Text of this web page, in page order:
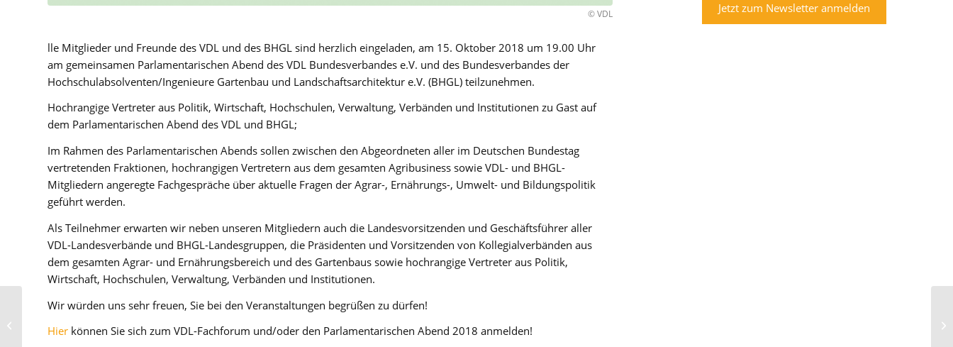
© VDL
lle Mitglieder und Freunde des VDL und des BHGL sind herzlich eingeladen, am 15. Oktober 2018 um 19.00 Uhr
am gemeinsamen Parlamentarischen Abend des VDL Bundesverbandes e.V. und des Bundesverbandes der
Hochschulabsolventen/Ingenieure Gartenbau und Landschaftsarchitektur e.V. (BHGL) teilzunehmen.
Hochrangige Vertreter aus Politik, Wirtschaft, Hochschulen, Verwaltung, Verbänden und Institutionen zu Gast auf
dem Parlamentarischen Abend des VDL und BHGL;
Im Rahmen des Parlamentarischen Abends sollen zwischen den Abgeordneten aller im Deutschen Bundestag
vertretenden Fraktionen, hochrangigen Vertretern aus dem gesamten Agribusiness sowie VDL- und BHGL-
Mitgliedern angeregte Fachgespräche über aktuelle Fragen der Agrar-, Ernährungs-, Umwelt- und Bildungspolitik
geführt werden.
Als Teilnehmer erwarten wir neben unseren Mitgliedern auch die Landesvorsitzenden und Geschäftsführer aller
VDL-Landesverbände und BHGL-Landesgruppen, die Präsidenten und Vorsitzenden von Kollegialverbänden aus
dem gesamten Agrar- und Ernährungsbereich und des Gartenbaus sowie hochrangige Vertreter aus Politik,
Wirtschaft, Hochschulen, Verwaltung, Verbänden und Institutionen.
Wir würden uns sehr freuen, Sie bei den Veranstaltungen begrüßen zu dürfen!
Hier können Sie sich zum VDL-Fachforum und/oder den Parlamentarischen Abend 2018 anmelden!
Jetzt zum Newsletter anmelden
Vermietung über
Airbnb: Finanzamt
nicht unterschätzen